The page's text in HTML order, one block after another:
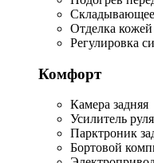
Отделка кожей
Регулировка
Комфорт
Камера задняя
Усилитель руля
Парктроник
Бортовой